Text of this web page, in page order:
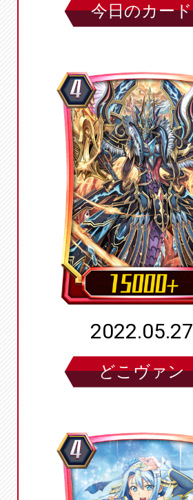
今日のカード
2022.05.27
どこヴァン